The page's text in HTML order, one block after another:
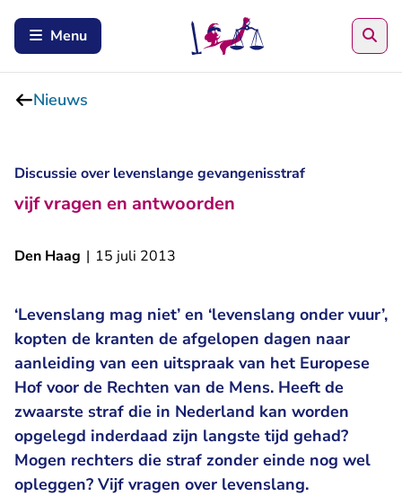
Menu
Nieuws
Discussie over levenslange gevangenisstraf
vijf vragen en antwoorden
Den Haag | 15 juli 2013
‘Levenslang mag niet’ en ‘levenslang onder vuur’,
kopten de kranten de afgelopen dagen naar
aanleiding van een uitspraak van het Europese
Hof voor de Rechten van de Mens. Heeft de
zwaarste straf die in Nederland kan worden
opgelegd inderdaad zijn langste tijd gehad?
Mogen rechters die straf zonder einde nog wel
opleggen? Vijf vragen over levenslang.